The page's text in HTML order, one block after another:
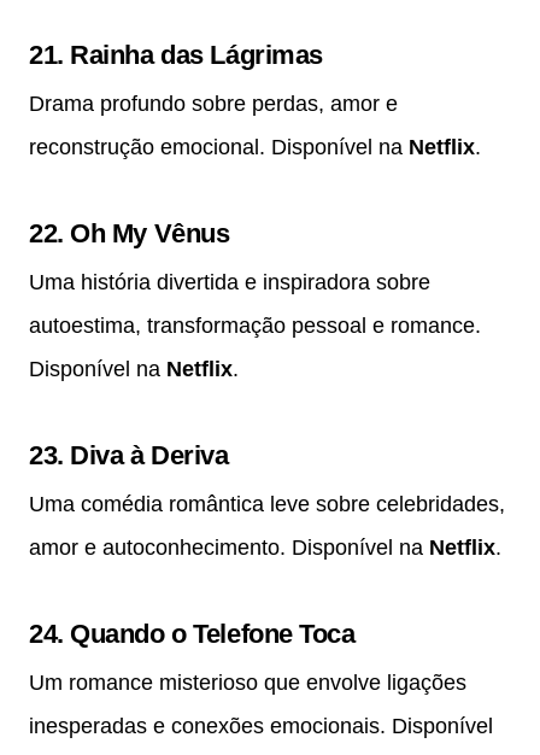
21. Rainha das Lágrimas
Drama profundo sobre perdas, amor e
reconstrução emocional. Disponível na Netflix.
22. Oh My Vênus
Uma história divertida e inspiradora sobre
autoestima, transformação pessoal e romance.
Disponível na Netflix.
23. Diva à Deriva
Uma comédia romântica leve sobre celebridades,
amor e autoconhecimento. Disponível na Netflix.
24. Quando o Telefone Toca
Um romance misterioso que envolve ligações
inesperadas e conexões emocionais. Disponível